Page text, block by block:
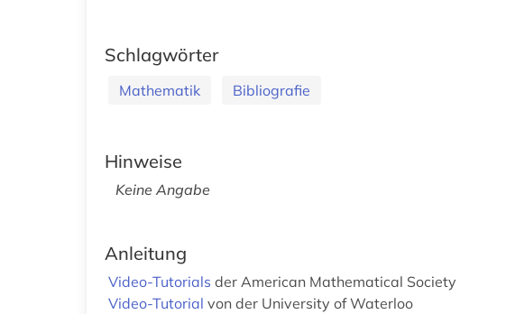
Schlagwörter
Mathematik Bibliografie
Hinweise
Keine Angabe
Anleitung
Video-Tutorials der American Mathematical Society
Video-Tutorial von der University of Waterloo